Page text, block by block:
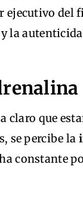
ejecutivo del
la
claro que
se percibe la
constante